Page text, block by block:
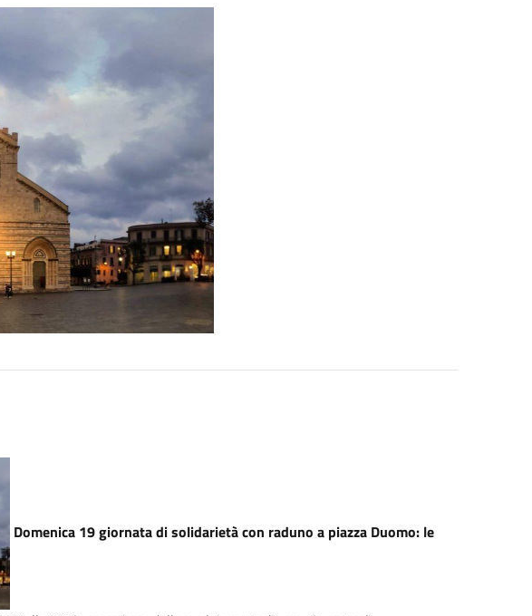
Domenica 19 giornata di solidarietà con raduno a piazza Duomo: le